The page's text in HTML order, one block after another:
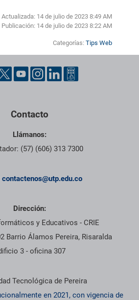
Actualizada: 14 de julio de 2023 8:49 AM
Publicación: 14 de julio de 2023 8:22 AM
Categorías: Tips Web
de contacto, redes sociales y
Contacto
Llámanos:
(57) (606) 313 7300
contactenos@utp.edu.co
Dirección:
y Educativos - CRIE
Barrio Álamos Pereira, Risaralda
3 - oficina 307
Tecnológica de Pereira
en 2021, con vigencia de